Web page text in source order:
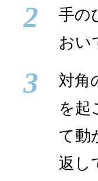
2
手の
おい
3
対角
を起
て動
返し